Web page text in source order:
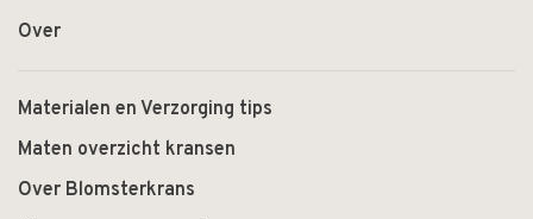
Over
Materialen en Verzorging tips
Maten overzicht kransen
Over Blomsterkrans